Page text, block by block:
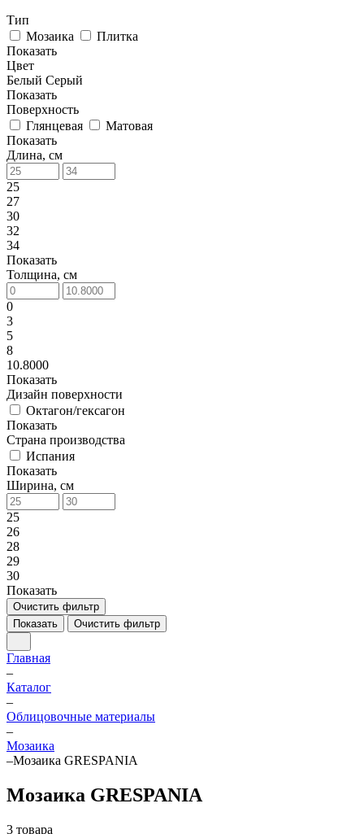
Тип
Мозаика
Плитка
Показать
Цвет
Белый Серый
Показать
Поверхность
Глянцевая
Матовая
Показать
Длина, см
25
27
30
32
34
Показать
Толщина, см
0
3
5
8
10.8000
Показать
Дизайн поверхности
Октагон/гексагон
Показать
Страна производства
Испания
Показать
Ширина, см
25
26
28
29
30
Показать
Очистить фильтр
Показать
Очистить фильтр
Главная
–
Каталог
–
Облицовочные материалы
–
Мозаика
–Мозаика GRESPANIA
Мозаика GRESPANIA
3 товара